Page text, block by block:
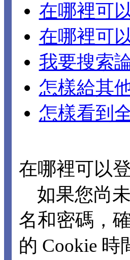
在哪裡可
在哪裡可
我要搜索
怎樣給其
怎樣看到
在哪裡可以
如果您尚
名和密碼，
的 Cookie